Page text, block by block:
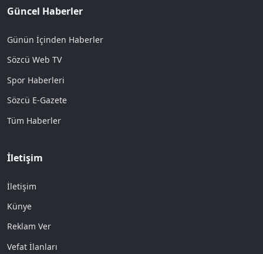
Güncel Haberler
Günün İçinden Haberler
Sözcü Web TV
Spor Haberleri
Sözcü E-Gazete
Tüm Haberler
İletişim
İletişim
Künye
Reklam Ver
Vefat İlanları